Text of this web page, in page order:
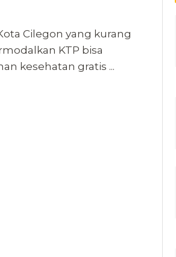
Cilegon yang kurang
KTP bisa
kesehatan gratis ...